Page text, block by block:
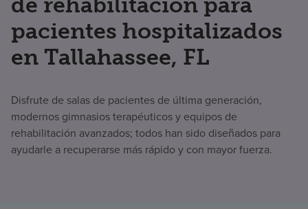
pacientes hospitalizados
en Tallahassee, FL
Disfrute de salas de pacientes de última generación,
modernos gimnasios terapéuticos y equipos de
rehabilitación avanzados; todos han sido diseñados para
ayudarle a recuperarse más rápido y con mayor fuerza.